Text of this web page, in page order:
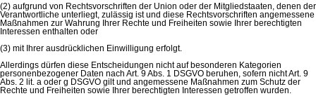
(2) aufgrund von Rechtsvorschriften der Union oder der Mitgliedstaaten, denen der
Verantwortliche unterliegt, zulässig ist und diese Rechtsvorschriften angemessene
Maßnahmen zur Wahrung Ihrer Rechte und Freiheiten sowie Ihrer berechtigten
Interessen enthalten oder
(3) mit Ihrer ausdrücklichen Einwilligung erfolgt.
Allerdings dürfen diese Entscheidungen nicht auf besonderen Kategorien
personenbezogener Daten nach Art. 9 Abs. 1 DSGVO beruhen, sofern nicht Art. 9
Abs. 2 lit. a oder g DSGVO gilt und angemessene Maßnahmen zum Schutz der
Rechte und Freiheiten sowie Ihrer berechtigten Interessen getroffen wurden.